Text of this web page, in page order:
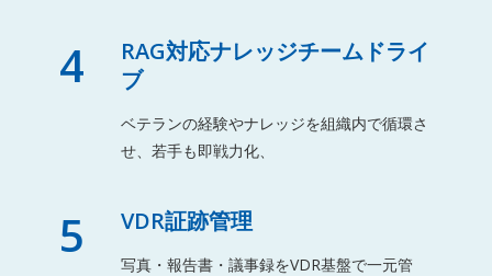
4
RAG対応ナレッジチームドライ
ブ
ベテランの経験やナレッジを組織内で循環さ
せ、若手も即戦力化、
5 VDR証跡管理
写真・報告書・議事録をVDR基盤で一元管